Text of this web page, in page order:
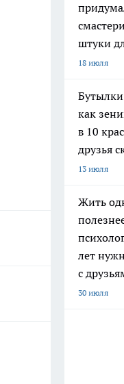
штуки
18 июля
как
в 10
друзья
13 июля
Жить
лет
с
30 июля